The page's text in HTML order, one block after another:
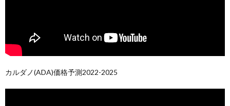
カルダノ(ADA)価格予測2022-2025